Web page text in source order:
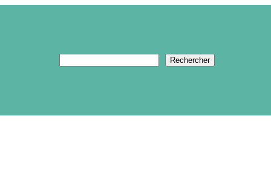
Rechercher Rechercher